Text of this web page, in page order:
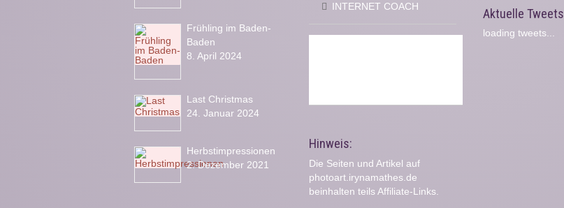
Frühling im Baden-
Baden
8. April 2024
Last Christmas
24. Januar 2024
Herbstimpressionen
2. Dezember 2021
INTERNET COACH
Hinweis:
Die Seiten und Artikel auf
photoart.irynamathes.de
beinhalten teils Affiliate-Links.
Aktuelle Tweets
loading tweets...